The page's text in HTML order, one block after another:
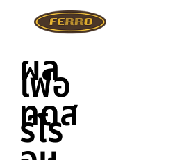
ผล
ทดส
เฟอ
ร์โร